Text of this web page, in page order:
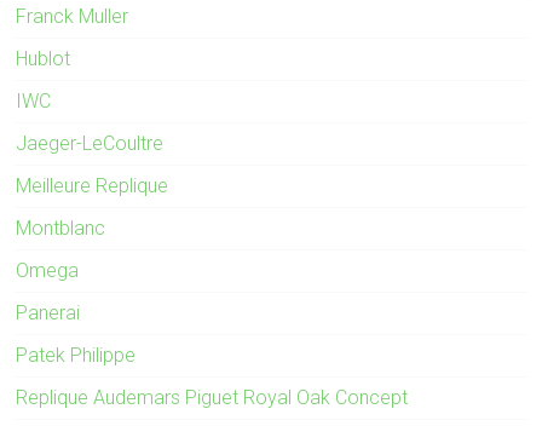
Franck Muller
Hublot
IWC
Jaeger-LeCoultre
Meilleure Replique
Montblanc
Omega
Panerai
Patek Philippe
Replique Audemars Piguet Royal Oak Concept